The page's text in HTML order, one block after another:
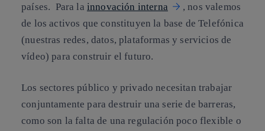
países. Para la innovación interna
, nos valemos
de los activos que constituyen la base de Telefónica
(nuestras redes, datos, plataformas y servicios de
vídeo) para construir el futuro.
Los sectores público y privado necesitan trabajar
conjuntamente para destruir una serie de barreras,
como son la falta de una regulación poco flexible o